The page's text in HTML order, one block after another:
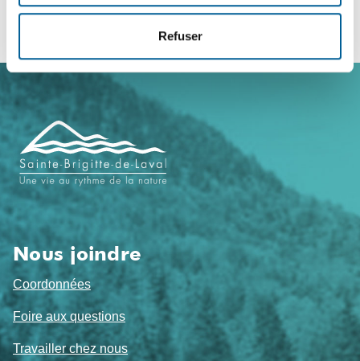
Refuser
de
pied
de
page
Nous joindre
Coordonnées
Foire aux questions
Travailler chez nous